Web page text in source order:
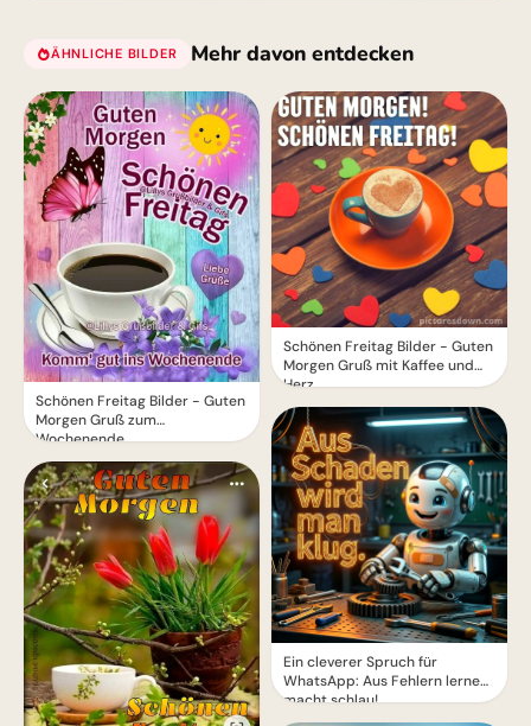
ÄHNLICHE BILDER Mehr davon entdecken
Schönen Freitag Bilder - Guten
Morgen Gruß zum
Wochenende
Schönen Freitag Bilder - Guten
Morgen Gruß mit Kaffee und
Herz
Ein cleverer Spruch für
WhatsApp: Aus Fehlern lernen
macht schlau!